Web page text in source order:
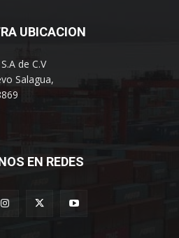
UBICACION
de C.V
Salagua,
EN REDES